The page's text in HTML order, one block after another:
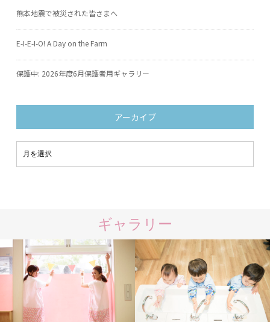
熊本地震で被災された皆さまへ
E-I-E-I-O! A Day on the Farm
保護中: 2026年度6月保護者用ギャラリー
アーカイブ
ギャラリー